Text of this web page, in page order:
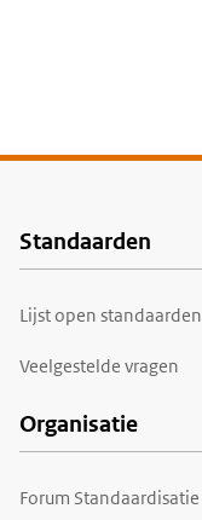
Voet
Standaarden
Lijst open standaarden
Veelgestelde vragen
Organisatie
Forum Standaardisatie